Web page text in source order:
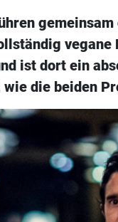
gemeinsam
ist dort ein
die beiden